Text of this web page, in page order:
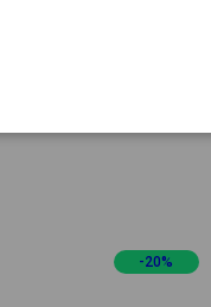
-20%